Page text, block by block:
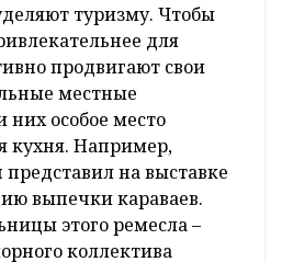
туризму. Чтобы
для
продвигают свои
местные
них особое место
кухня. Например,
на выставке
выпечки караваев.
этого ремесла –
коллектива